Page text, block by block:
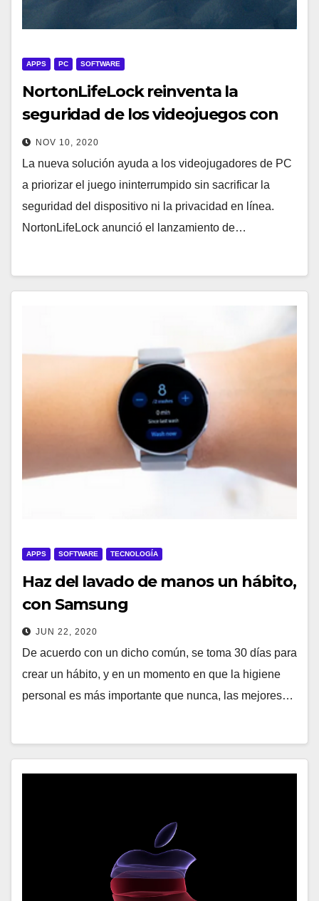
APPS PC SOFTWARE
NortonLifeLock reinventa la
seguridad de los videojuegos con
Norton 360 para los videojugadores
NOV 10, 2020
La nueva solución ayuda a los videojugadores de PC
a priorizar el juego ininterrumpido sin sacrificar la
seguridad del dispositivo ni la privacidad en línea.
NortonLifeLock anunció el lanzamiento de…
APPS SOFTWARE TECNOLOGÍA
Haz del lavado de manos un hábito,
con Samsung
JUN 22, 2020
De acuerdo con un dicho común, se toma 30 días para
crear un hábito, y en un momento en que la higiene
personal es más importante que nunca, las mejores…